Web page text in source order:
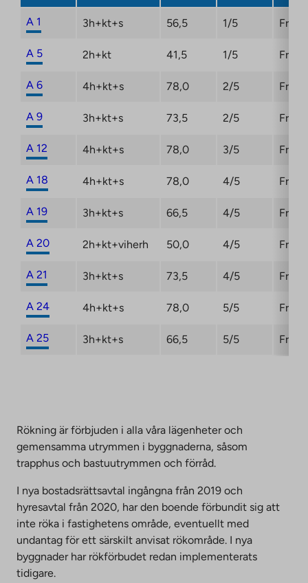
A 1 3h+kt+s 56,5 1/5 Fri
A 5 2h+kt 41,5 1/5 Fri
A 6 4h+kt+s 78,0 2/5 Fri
A 9 3h+kt+s 73,5 2/5 Fri
A 12 4h+kt+s 78,0 3/5 Fri
A 18 4h+kt+s 78,0 4/5 Fri
A 19 3h+kt+s 66,5 4/5 Fri
A 20 2h+kt+viherh 50,0 4/5 Fri
A 21 3h+kt+s 73,5 4/5 Fri
A 24 4h+kt+s 78,0 5/5 Fri
A 25 3h+kt+s 66,5 5/5 Fri
Rökning är förbjuden i alla våra lägenheter och
gemensamma utrymmen i byggnaderna, såsom
trapphus och bastuutrymmen och förråd.
I nya bostadsrättsavtal ingångna från 2019 och
hyresavtal från 2020, har den boende förbundit sig att
inte röka i fastighetens område, eventuellt med
undantag för ett särskilt anvisat rökområde. I nya
byggnader har rökförbudet redan implementerats
tidigare.